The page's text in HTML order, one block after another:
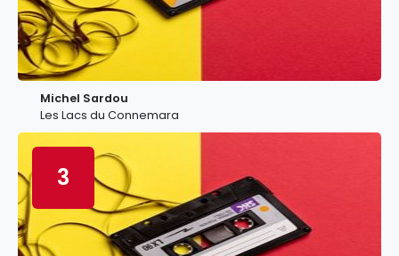
Michel Sardou
Les Lacs du Connemara
3